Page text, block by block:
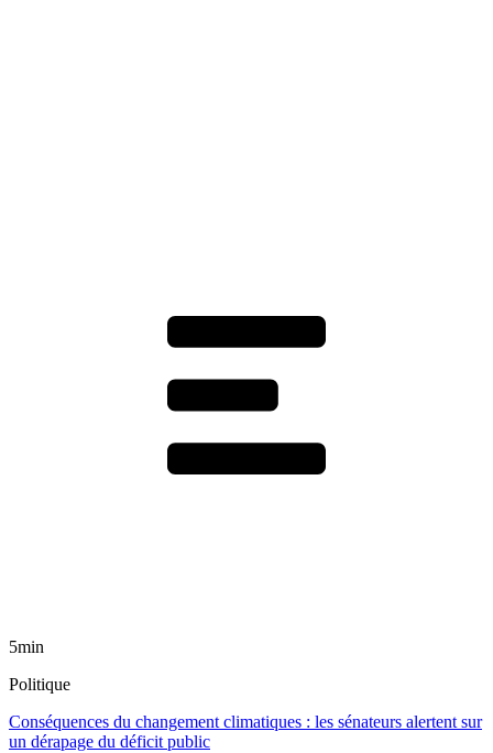
5min
Politique
Conséquences du changement climatiques : les sénateurs alertent sur
un dérapage du déficit public